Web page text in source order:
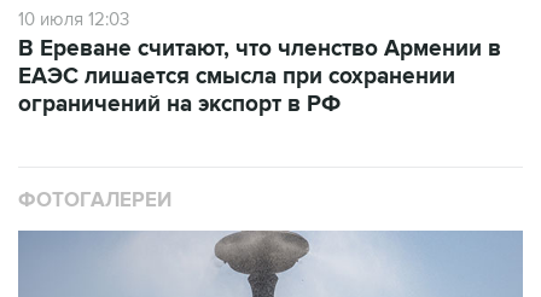
10 июля 12:03
В Ереване считают, что членство Армении в
ЕАЭС лишается смысла при сохранении
ограничений на экспорт в РФ
ФОТОГАЛЕРЕИ